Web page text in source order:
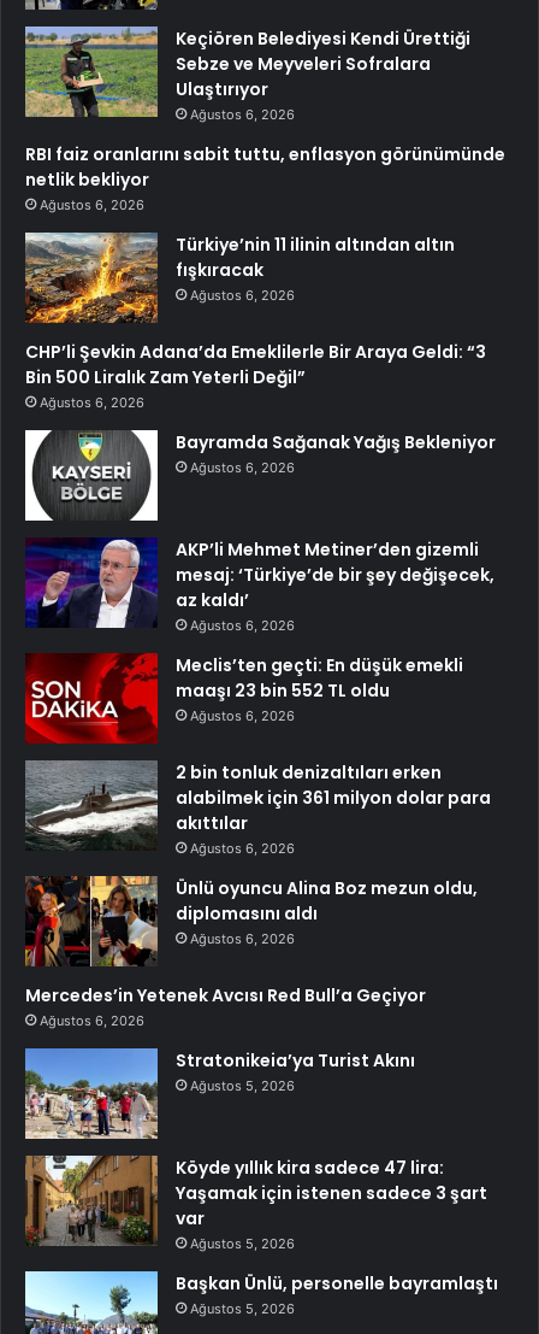
Keçiören Belediyesi Kendi Ürettiği
Sebze ve Meyveleri Sofralara
Ulaştırıyor
Ağustos 6, 2026
RBI faiz oranlarını sabit tuttu, enflasyon görünümünde
netlik bekliyor
Ağustos 6, 2026
Türkiye’nin 11 ilinin altından altın
fışkıracak
Ağustos 6, 2026
CHP’li Şevkin Adana’da Emeklilerle Bir Araya Geldi: “3
Bin 500 Liralık Zam Yeterli Değil”
Ağustos 6, 2026
Bayramda Sağanak Yağış Bekleniyor
Ağustos 6, 2026
AKP’li Mehmet Metiner’den gizemli
mesaj: ‘Türkiye’de bir şey değişecek,
az kaldı’
Ağustos 6, 2026
Meclis’ten geçti: En düşük emekli
maaşı 23 bin 552 TL oldu
Ağustos 6, 2026
2 bin tonluk denizaltıları erken
alabilmek için 361 milyon dolar para
akıttılar
Ağustos 6, 2026
Ünlü oyuncu Alina Boz mezun oldu,
diplomasını aldı
Ağustos 6, 2026
Mercedes’in Yetenek Avcısı Red Bull’a Geçiyor
Ağustos 6, 2026
Stratonikeia’ya Turist Akını
Ağustos 5, 2026
Köyde yıllık kira sadece 47 lira:
Yaşamak için istenen sadece 3 şart
var
Ağustos 5, 2026
Başkan Ünlü, personelle bayramlaştı
Ağustos 5, 2026